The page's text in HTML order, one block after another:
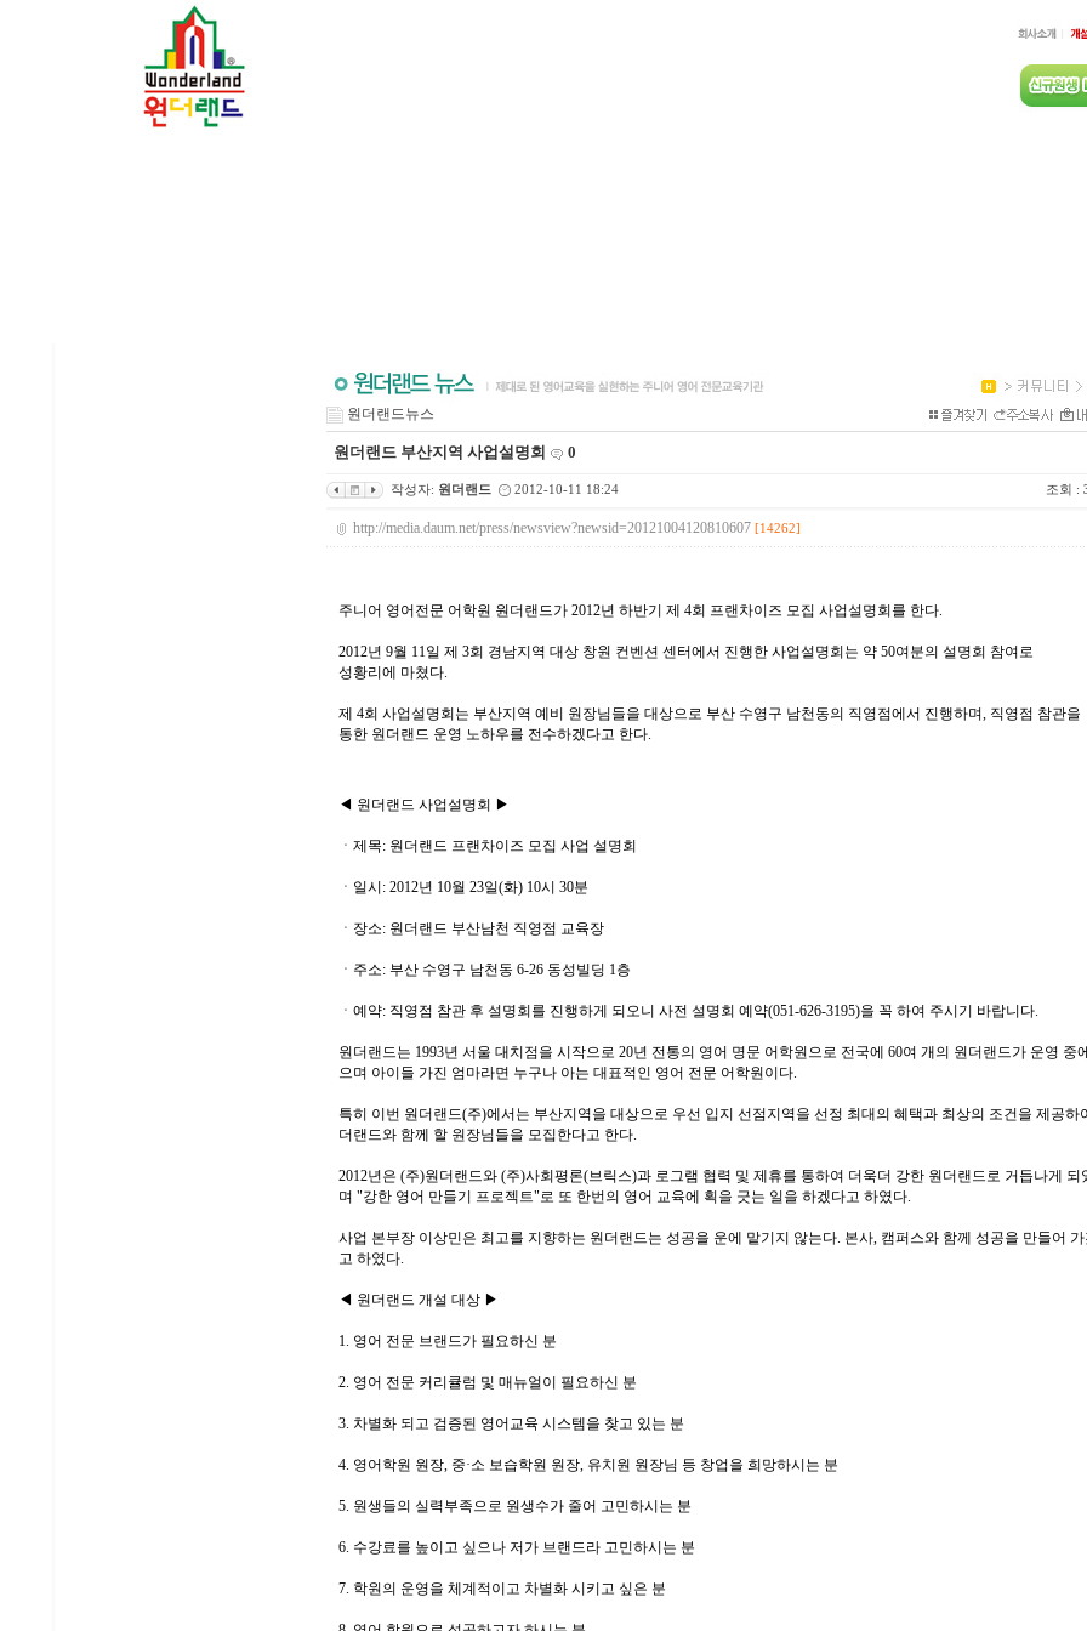
원더랜드뉴스
원더랜드 부산지역 사업설명회 0
작성자: 원더랜드 2012-10-11 18:24 조회 :
http://media.daum.net/press/newsview?newsid=20121004120810607 [14262]
주니어 영어전문 어학원 원더랜드가 2012년 하반기 제 4회 프랜차이즈 모집 사업설명회를 한다.
2012년 9월 11일 제 3회 경남지역 대상 창원 컨벤션 센터에서 진행한 사업설명회는 약 50여분의 설명회 참여로
성황리에 마쳤다.
제 4회 사업설명회는 부산지역 예비 원장님들을 대상으로 부산 수영구 남천동의 직영점에서 진행하며, 직영점 참관을
통한 원더랜드 운영 노하우를 전수하겠다고 한다.
◀ 원더랜드 사업설명회 ▶
ㆍ제목: 원더랜드 프랜차이즈 모집 사업 설명회
ㆍ일시: 2012년 10월 23일(화) 10시 30분
ㆍ장소: 원더랜드 부산남천 직영점 교육장
ㆍ주소: 부산 수영구 남천동 6-26 동성빌딩 1층
ㆍ예약: 직영점 참관 후 설명회를 진행하게 되오니 사전 설명회 예약(051-626-3195)을 꼭 하여 주시기 바랍니다.
원더랜드는 1993년 서울 대치점을 시작으로 20년 전통의 영어 명문 어학원으로 전국에 60여 개의 원더랜드가 운영 중
으며 아이들 가진 엄마라면 누구나 아는 대표적인 영어 전문 어학원이다.
특히 이번 원더랜드(주)에서는 부산지역을 대상으로 우선 입지 선점지역을 선정 최대의 혜택과 최상의 조건을 제공하
더랜드와 함께 할 원장님들을 모집한다고 한다.
2012년은 (주)원더랜드와 (주)사회평론(브릭스)과 로그램 협력 및 제휴를 통하여 더욱더 강한 원더랜드로 거듭나게 되
며 "강한 영어 만들기 프로젝트"로 또 한번의 영어 교육에 획을 긋는 일을 하겠다고 하였다.
사업 본부장 이상민은 최고를 지향하는 원더랜드는 성공을 운에 맡기지 않는다. 본사, 캠퍼스와 함께 성공을 만들어
고 하였다.
◀ 원더랜드 개설 대상 ▶
1. 영어 전문 브랜드가 필요하신 분
2. 영어 전문 커리큘럼 및 매뉴얼이 필요하신 분
3. 차별화 되고 검증된 영어교육 시스템을 찾고 있는 분
4. 영어학원 원장, 중·소 보습학원 원장, 유치원 원장님 등 창업을 희망하시는 분
5. 원생들의 실력부족으로 원생수가 줄어 고민하시는 분
6. 수강료를 높이고 싶으나 저가 브랜드라 고민하시는 분
7. 학원의 운영을 체계적이고 차별화 시키고 싶은 분